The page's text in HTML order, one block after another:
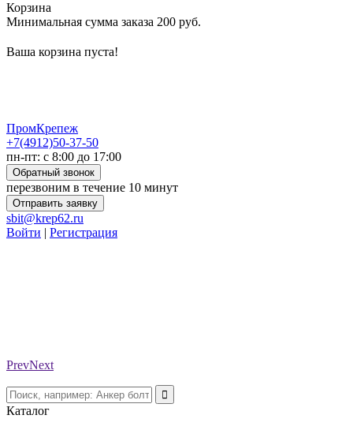
Корзина
Минимальная сумма заказа 200 руб.
Ваша корзина пуста!
ПромКрепеж
+7(4912)50-37-50
пн-пт: с 8:00 до 17:00
Обратный звонок
перезвоним в течение 10 минут
Отправить заявку
sbit@krep62.ru
Войти | Регистрация
PrevNext
Каталог